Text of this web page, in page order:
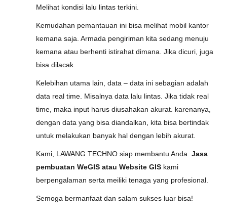
Melihat kondisi lalu lintas terkini.
Kemudahan pemantauan ini bisa melihat mobil kantor
kemana saja. Armada pengiriman kita sedang menuju
kemana atau berhenti istirahat dimana. Jika dicuri, juga
bisa dilacak.
Kelebihan utama lain, data – data ini sebagian adalah
data real time. Misalnya data lalu lintas. Jika tidak real
time, maka input harus diusahakan akurat. karenanya,
dengan data yang bisa diandalkan, kita bisa bertindak
untuk melakukan banyak hal dengan lebih akurat.
Kami, LAWANG TECHNO siap membantu Anda. Jasa
pembuatan WeGIS atau Website GIS kami
berpengalaman serta meiliki tenaga yang profesional.
Semoga bermanfaat dan salam sukses luar bisa!